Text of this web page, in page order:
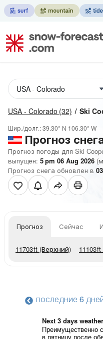
USA - Colorado (32) Ski
Шир./долг.:39.30° N 106.30° W
Прогноз
Прогноз погоды для Ski
выпущен: 5 pm 06 Aug 2026
Прогноз снега обновлен в 03
Прогноз Сейчас
11703ft (Верхний) 11103ft
последние 6
Next 3 days
Преимущественно
в пятницу после